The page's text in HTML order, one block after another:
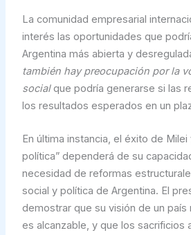
La comunidad empresarial
interés las oportunidades que
Argentina más abierta y
también hay preocupación por la
socialque podría generarse si las
los resultados esperados en un
En última instancia, el éxito de
política” dependerá de su
necesidad de reformas
social y política de Argentina. El
demostrar que su visión de un
es alcanzable, y que los sacrificios